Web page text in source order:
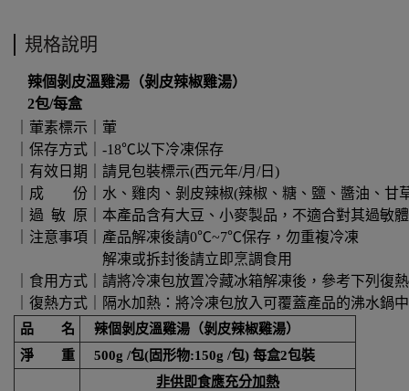
規格說明
辣個剝皮溫雞湯（剝皮辣椒雞湯）
2包/每盒
｜葷素標示｜葷
｜保存方式｜-18℃以下冷凍保存
｜有效日期｜請見包裝標示(西元年/月/日)
｜成 份｜水、雞肉、剝皮辣椒(辣椒、糖、鹽、醬油、甘
｜過 敏 原｜本產品含有大豆、小麥製品，不適合對其過敏
｜注意事項｜產品解凍後請0℃~7℃保存，勿重複冷凍
解凍或拆封後請立即烹調食用
｜食用方式｜請將冷凍包放置冷藏冰箱解凍後，參考下列復
｜復熱方式｜隔水加熱：將冷凍包放入可覆蓋產品的沸水鍋
品 名
辣個剝皮溫雞湯（剝皮辣椒雞湯）
淨 重
500g /包(固形物:150g /包) 每盒2包裝
非供即食應充分加熱